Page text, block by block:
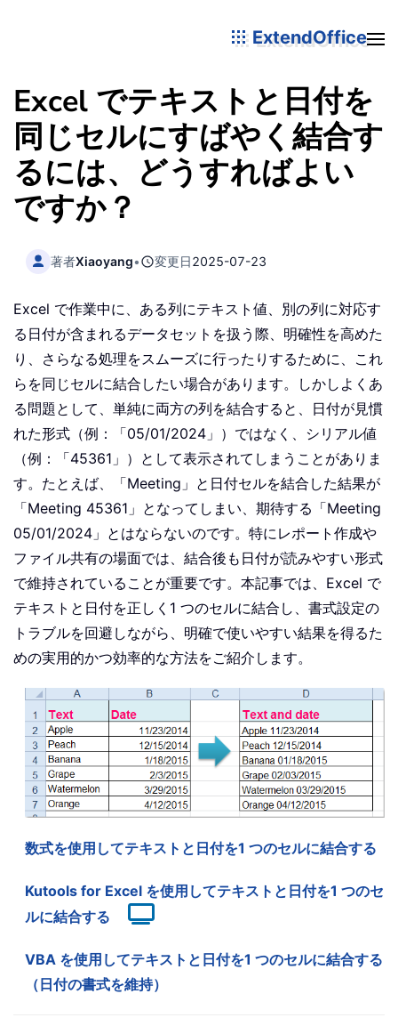
ExtendOffice
Excel でテキストと日付を
同じセルにすばやく結合す
るには、どうすればよい
ですか？
著者Xiaoyang• 変更日2025-07-23
Excel で作業中に、ある列にテキスト値、別の列に対応す
る日付が含まれるデータセットを扱う際、明確性を高めた
り、さらなる処理をスムーズに行ったりするために、これ
らを同じセルに結合したい場合があります。しかしよくあ
る問題として、単純に両方の列を結合すると、日付が見慣
れた形式（例：「05/01/2024」）ではなく、シリアル値
（例：「45361」）として表示されてしまうことがありま
す。たとえば、「Meeting」と日付セルを結合した結果が
「Meeting 45361」となってしまい、期待する「Meeting
05/01/2024」とはならないのです。特にレポート作成や
ファイル共有の場面では、結合後も日付が読みやすい形式
で維持されていることが重要です。本記事では、Excel で
テキストと日付を正しく1 つのセルに結合し、書式設定の
トラブルを回避しながら、明確で使いやすい結果を得るた
めの実用的かつ効率的な方法をご紹介します。
数式を使用してテキストと日付を1 つのセルに結合する
Kutools for Excel を使用してテキストと日付を1 つのセ
ルに結合する
VBA を使用してテキストと日付を1 つのセルに結合する
（日付の書式を維持）